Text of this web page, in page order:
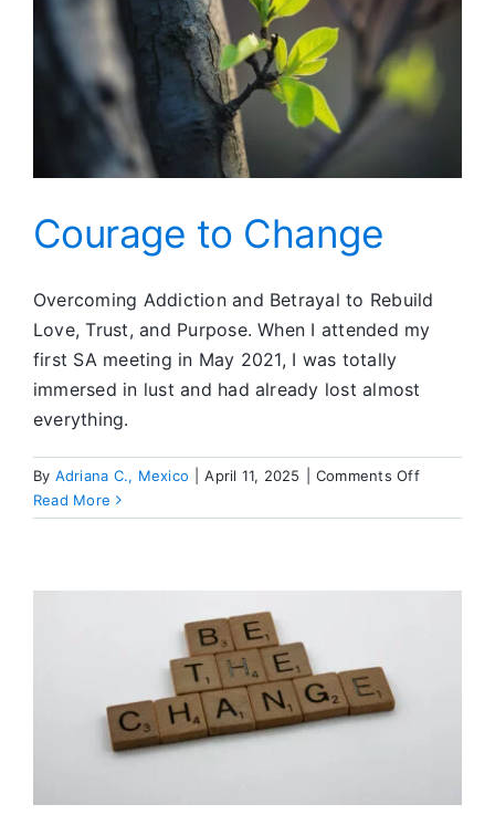
Courage to Change
Overcoming Addiction and Betrayal to Rebuild
Love, Trust, and Purpose. When I attended my
first SA meeting in May 2021, I was totally
immersed in lust and had already lost almost
everything.
By Adriana C., Mexico April 11, 2025 Comments Offon
to
Read More